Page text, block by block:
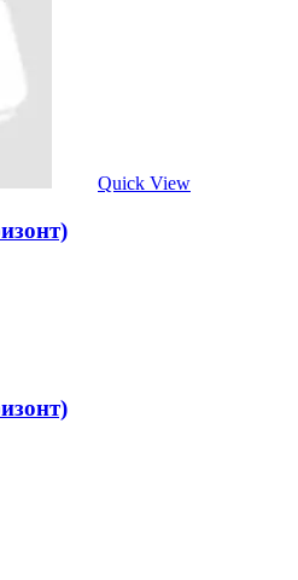
Quick View